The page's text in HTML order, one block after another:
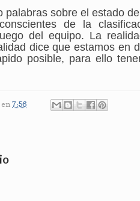
palabras sobre el estado
de la
del equipo. La
dice que estamos en
posible, para ello
en 7:56